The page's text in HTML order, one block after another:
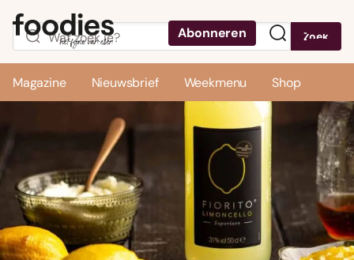
Abonneren Zoek
Magazine Nieuwsbrief Weekmenu Shop